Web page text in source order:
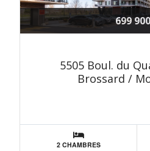
699
5505 Boul. du
Brossard /
2 CHAMBRES